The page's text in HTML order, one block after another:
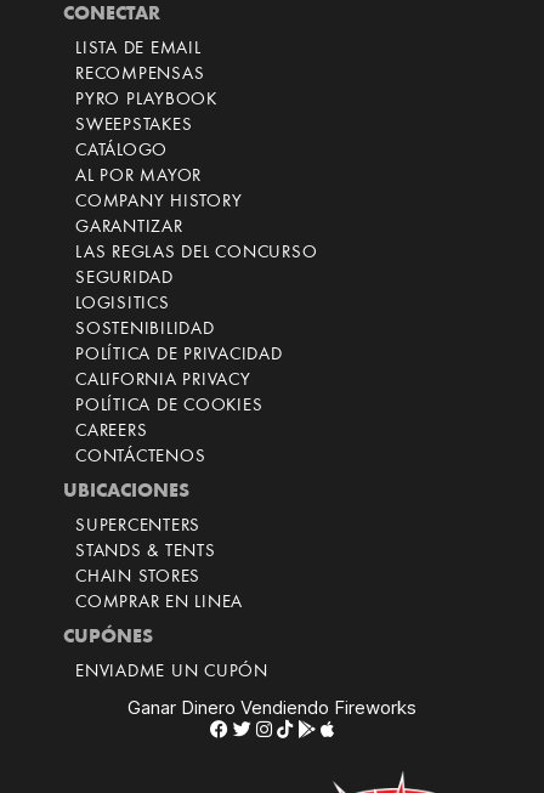
CONECTAR
LISTA DE EMAIL
RECOMPENSAS
PYRO PLAYBOOK
SWEEPSTAKES
CATÁLOGO
AL POR MAYOR
COMPANY HISTORY
GARANTIZAR
LAS REGLAS DEL CONCURSO
SEGURIDAD
LOGISITICS
SOSTENIBILIDAD
POLÍTICA DE PRIVACIDAD
CALIFORNIA PRIVACY
POLÍTICA DE COOKIES
CAREERS
CONTÁCTENOS
UBICACIONES
SUPERCENTERS
STANDS & TENTS
CHAIN STORES
COMPRAR EN LINEA
CUPÓNES
ENVIADME UN CUPÓN
Ganar Dinero Vendiendo Fireworks